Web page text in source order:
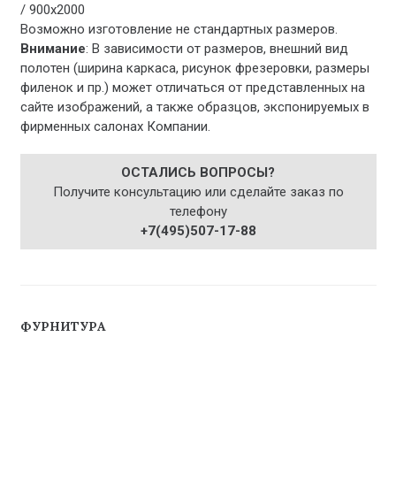
/ 900х2000
Возможно изготовление не стандартных размеров.
Внимание: В зависимости от размеров, внешний вид
полотен (ширина каркаса, рисунок фрезеровки, размеры
филенок и пр.) может отличаться от представленных на
сайте изображений, а также образцов, экспонируемых в
фирменных салонах Компании.
ОСТАЛИСЬ ВОПРОСЫ?
Получите консультацию или сделайте заказ по
телефону
+7(495)507-17-88
ФУРНИТУРА